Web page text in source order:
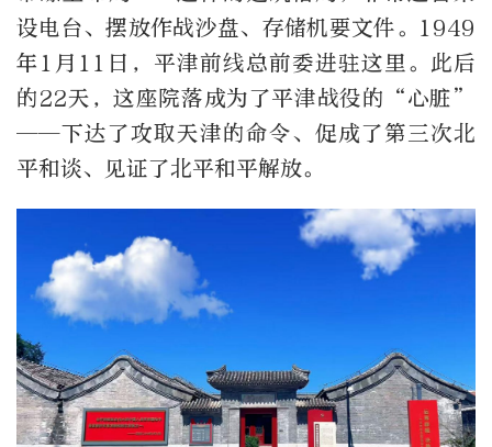
设电台、摆放作战沙盘、存储机要文件。1949
年1月11日，平津前线总前委进驻这里。此后
的22天，这座院落成为了平津战役的“心脏”
——下达了攻取天津的命令、促成了第三次北
平和谈、见证了北平和平解放。